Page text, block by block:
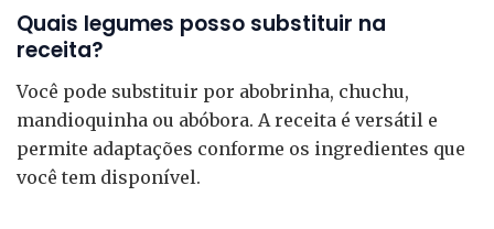
Quais legumes posso substituir na
receita?
Você pode substituir por abobrinha, chuchu,
mandioquinha ou abóbora. A receita é versátil e
permite adaptações conforme os ingredientes que
você tem disponível.